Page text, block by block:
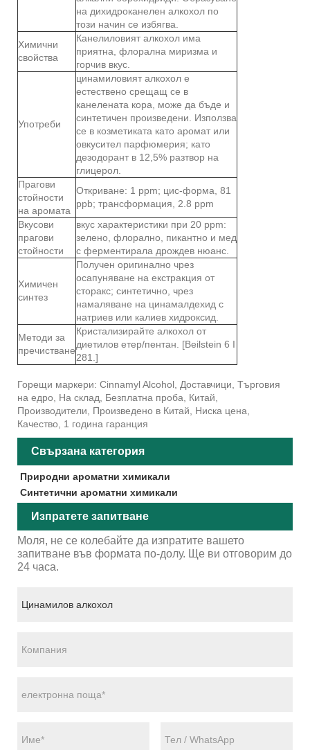
на дихидроканелен алкохол по
този начин се избягва.
Химични
свойства
Канелиловият алкохол има
приятна, флорална миризма и
горчив вкус.
Употреби
цинамиловият алкохол е
естествено срещащ се в
канелената кора, може да бъде и
синтетичен произведени. Използва
се в козметиката като аромат или
овкусител парфюмерия; като
дезодорант в 12,5% разтвор на
глицерол.
Прагови
стойности
на аромата
Откриване: 1 ppm; цис-форма, 81
ppb; трансформация, 2.8 ppm
Вкусови
прагови
стойности
вкус характеристики при 20 ppm:
зелено, флорално, пикантно и мед
с ферментирала дрождев нюанс.
Химичен
синтез
Получен оригинално чрез
осапуняване на екстракция от
сторакс; синтетично, чрез
намаляване на цинамалдехид с
натриев или калиев хидроксид.
Методи за
пречистване
Кристализирайте алкохол от
диетилов етер/пентан. [Beilstein 6 I
281.]
Горещи маркери: Cinnamyl Alcohol, Доставчици, Търговия
на едро, На склад, Безплатна проба, Китай,
Производители, Произведено в Китай, Ниска цена,
Качество, 1 година гаранция
Свързана категория
Природни ароматни химикали
Синтетични ароматни химикали
Изпратете запитване
Моля, не се колебайте да изпратите вашето
запитване във формата по-долу. Ще ви отговорим до
24 часа.